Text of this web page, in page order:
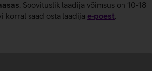
. Soovituslik laadija võimsus on 10-18
korral saad osta laadija e‑poest.